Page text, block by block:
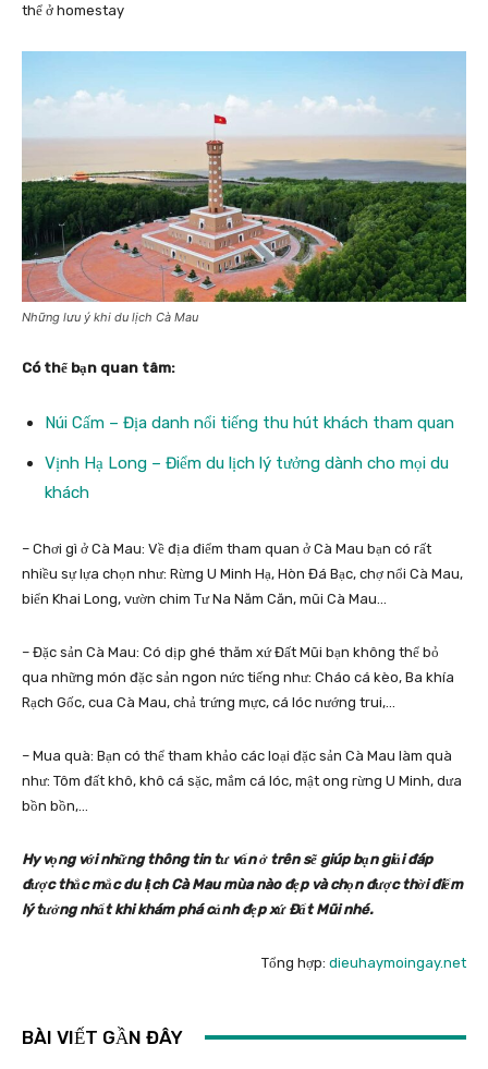
thể ở homestay
Những lưu ý khi du lịch Cà Mau
Có thể bạn quan tâm:
Núi Cấm – Địa danh nổi tiếng thu hút khách tham quan
Vịnh Hạ Long – Điểm du lịch lý tưởng dành cho mọi du
khách
– Chơi gì ở Cà Mau: Về địa điểm tham quan ở Cà Mau bạn có rất
nhiều sự lựa chọn như: Rừng U Minh Hạ, Hòn Đá Bạc, chợ nổi Cà Mau,
biển Khai Long, vườn chim Tư Na Năm Căn, mũi Cà Mau…
– Đặc sản Cà Mau: Có dịp ghé thăm xứ Đất Mũi bạn không thể bỏ
qua những món đặc sản ngon nức tiếng như: Cháo cá kèo, Ba khía
Rạch Gốc, cua Cà Mau, chả trứng mực, cá lóc nướng trui,…
– Mua quà: Bạn có thể tham khảo các loại đặc sản Cà Mau làm quà
như: Tôm đất khô, khô cá sặc, mắm cá lóc, mật ong rừng U Minh, dưa
bồn bồn,…
Hy vọng với những thông tin tư vấn ở trên sẽ giúp bạn giải đáp
được thắc mắc du lịch Cà Mau mùa nào đẹp và chọn được thời điểm
lý tưởng nhất khi khám phá cảnh đẹp xứ Đất Mũi nhé.
Tổng hợp: dieuhaymoingay.net
BÀI VIẾT GẦN ĐÂY